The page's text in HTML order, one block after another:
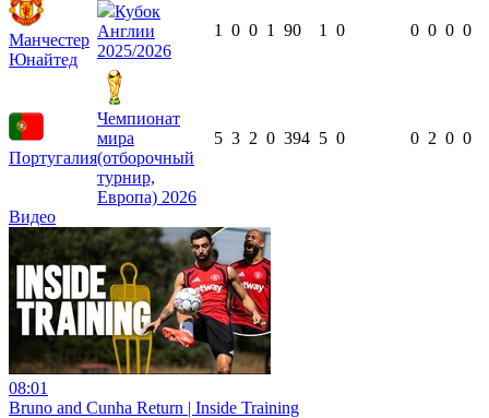
Манчестер
Юнайтед
Кубок
Англии
2025/2026
1 0 0 1 90 1 0 0 0 0 0
Португалия
Чемпионат
мира
(отборочный
турнир,
Европа) 2026
5 3 2 0 394 5 0 0 2 0 0
Видео
08:01
Bruno and Cunha Return | Inside Training